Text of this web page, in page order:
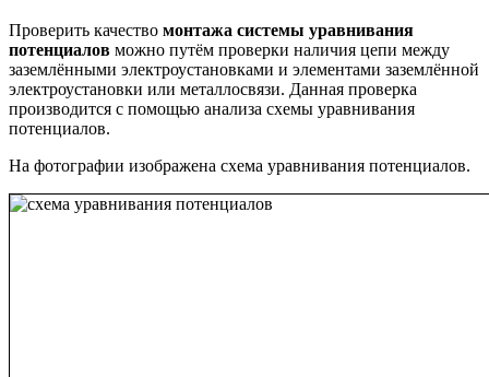
Проверить качество монтажа системы уравнивания
потенциалов можно путём проверки наличия цепи между
заземлёнными электроустановками и элементами заземлённой
электроустановки или металлосвязи. Данная проверка
производится с помощью анализа схемы уравнивания
потенциалов.
На фотографии изображена схема уравнивания потенциалов.